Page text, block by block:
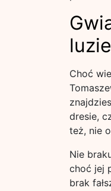
luzie
Choć
dresie,
też, nie
Nie
choć jej
brak